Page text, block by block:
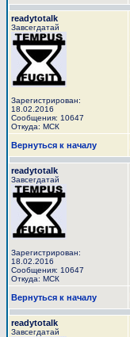
readytotalk
Завсегдатай
Зарегистрирован:
18.02.2016
Сообщения: 10647
Откуда: МСК
Вернуться к началу
readytotalk
Завсегдатай
Зарегистрирован:
18.02.2016
Сообщения: 10647
Откуда: МСК
Вернуться к началу
readytotalk
Завсегдатай